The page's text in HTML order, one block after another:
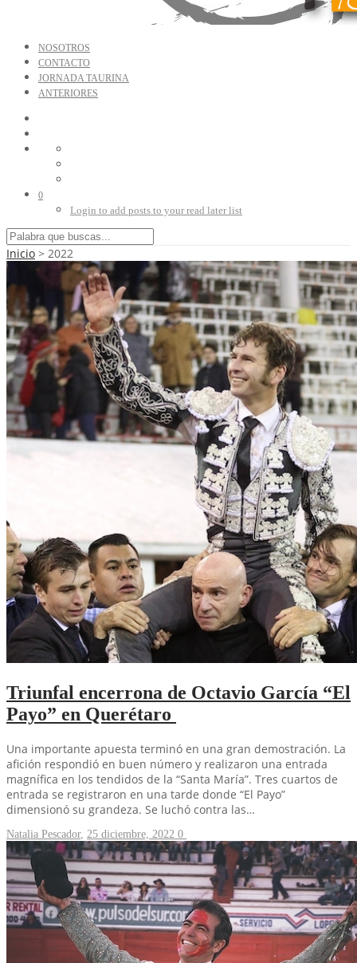
NOSOTROS
CONTACTO
JORNADA TAURINA
ANTERIORES
0
Login to add posts to your read later list
Inicio > 2022
Triunfal encerrona de Octavio García “El
Payo” en Querétaro
Una importante apuesta terminó en una gran demostración. La
afición respondió en buen número y realizaron una entrada
magnífica en los tendidos de la “Santa María”. Tres cuartos de
entrada se registraron en una tarde donde “El Payo”
dimensionó su grandeza. Se luchó contra las…
Natalia Pescador, 25 diciembre, 2022 0